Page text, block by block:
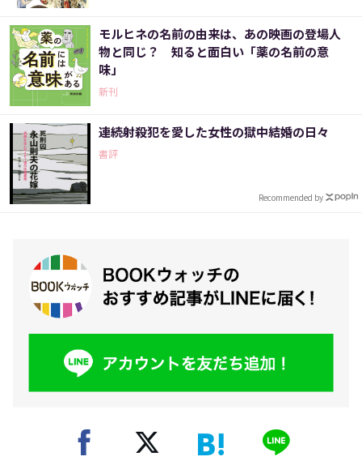
モルヒネの名前の由来は、あの映画の登場人
物と同じ？ 知ると面白い「薬の名前の意
味」
新刊
連続射殺犯を愛した女性の獄中結婚の日々
書評
Recommended by